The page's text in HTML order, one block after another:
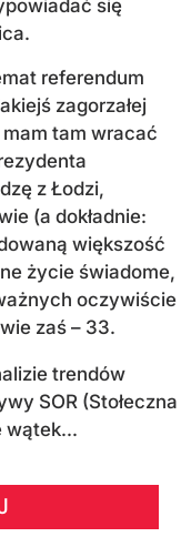
się
referendum
zagorzałej
tam wracać
z Łodzi,
(a dokładnie:
większość
życie świadome,
oczywiście
zaś – 33.
trendów
SOR (Stołeczna
wątek...